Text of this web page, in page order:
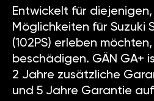
Entwickelt für
Möglichkeiten für Suzuki
(102PS) erleben
beschädigen. GÄN GA+
2 Jahre zusätzliche
und 5 Jahre Garantie auf